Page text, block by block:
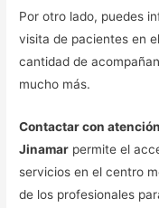
Por otro lado, puedes
visita de pacientes en
cantidad de
mucho más.
Contactar con
Jinamar permite el
servicios en el centro
de los profesionales